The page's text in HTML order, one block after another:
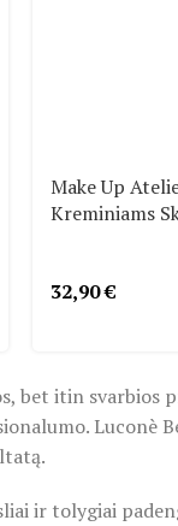
Make Up
Kreminiams
32,90€
bet itin svarbios
Luconè
ir tolygiai